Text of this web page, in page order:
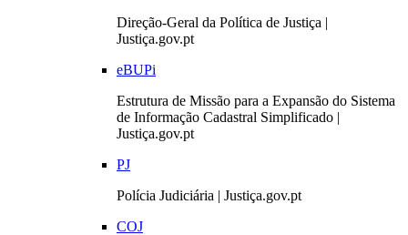
Direção-Geral da Política de Justiça |
Justiça.gov.pt
eBUPi
Estrutura de Missão para a Expansão do Sistema
de Informação Cadastral Simplificado |
Justiça.gov.pt
PJ
Polícia Judiciária | Justiça.gov.pt
COJ